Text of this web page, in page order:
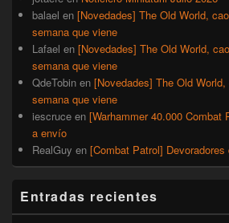
balael en [Novedades] The Old World,
semana que viene
Lafael en [Novedades] The Old World,
semana que viene
QdeTobin en [Novedades] The Old
semana que viene
iescruce en [Warhammer 40.000 Combat
a envío
RealGuy en [Combat Patrol] Devoradores
Entradas recientes